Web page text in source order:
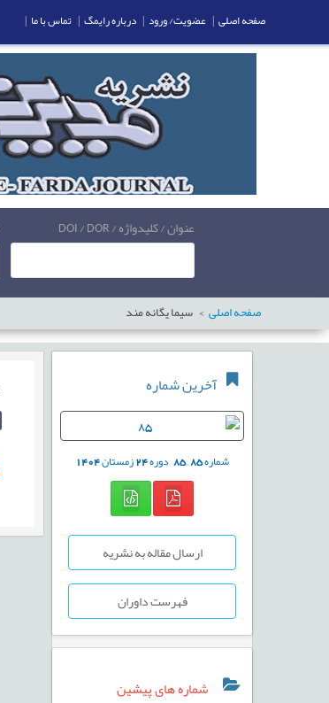
عنوان / کلیدواژه / DOI / DOR
صفحه اصلی سیما یگانه مند
آخرین شماره
شماره85
,
85 دوره24زمستان1404
ارسال مقاله به نشریه
فهرست داوران
شماره های پیشین
صفحه اصلی | عضویت/ ورود | درباره رایمگ | تماس با ما |